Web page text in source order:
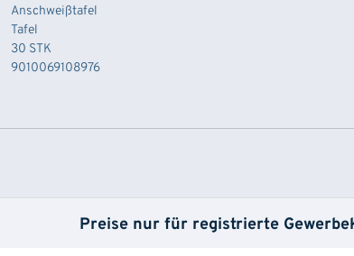
Anschweißtafel
Tafel
30 STK
9010069108976
Preise nur für registrierte